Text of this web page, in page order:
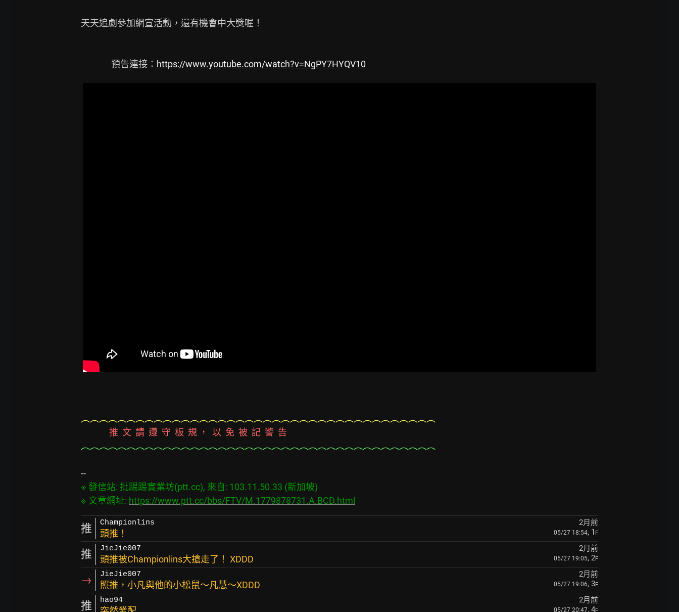
天天追劇參加網宣活動，還有機會中大獎喔！
               預告連接：
https://www.youtube.com/watch?v=NgPY7HYQV10
︵︵︵︵︵︵︵︵︵︵︵︵︵︵︵︵︵︵︵︵︵︵︵︵︵︵︵︵︵︵︵︵︵︵︵︵︵︵︵
              推  文  請  遵  守  板  規 ，  以  免  被  記  警  告
︵︵︵︵︵︵︵︵︵︵︵︵︵︵︵︵︵︵︵︵︵︵︵︵︵︵︵︵︵︵︵︵︵︵︵︵︵︵︵
※ 發信站: 批踢踢實業坊(ptt.cc), 來自: 103.11.50.33 (新加坡)
※ 文章網址: https://www.ptt.cc/bbs/FTV/M.1779878731.A.BCD.html
推 Championlins 2月前
頭推！ 05/27 18:54, 1 F
推 JieJie007 2月前
頭推被Championlins大搶走了！ XDDD 05/27 19:05, 2F
→ JieJie007 2月前
照推，小凡與他的小松鼠～凡慧～XDDD 05/27 19:06, 3F
推 hao94 2月前
05/27 20:47, 4F